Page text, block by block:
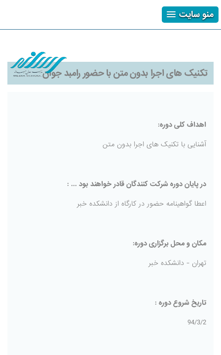
منو سایت
تکنیک های اجرا بدون متن با حضور رامبد جوان
اهداف کلی دوره:
آشنایی با تکنیک های اجرا بدون متن
در پایان دوره شرکت کنندگان قادر خواهند بود ... :
اعطا گواهینامه حضور در کارگاه از دانشکده خبر
مکان و محل برگزاری دوره:
تهران - دانشکده خبر
تاریخ شروع دوره :
94/3/2